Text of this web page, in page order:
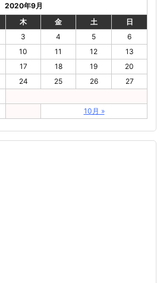
2020年9月
木 金 土 日
10月 »
3 4 5
6
10 11 12
13
17 18 19
20
24 25 26
27